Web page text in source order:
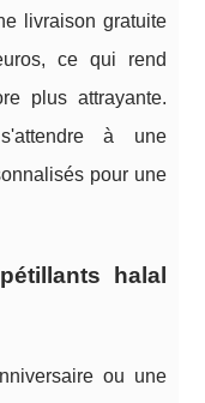
livraison gratuite
ce qui rend
plus attrayante.
à une
pour une
halal
ou une